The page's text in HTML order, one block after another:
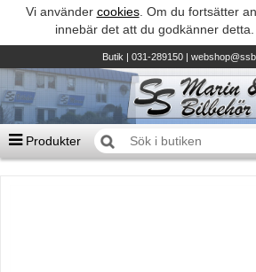
Vi använder cookies. Om du fortsätter
innebär det att du godkänner detta.
Butik| 031-289150 |
Produkter